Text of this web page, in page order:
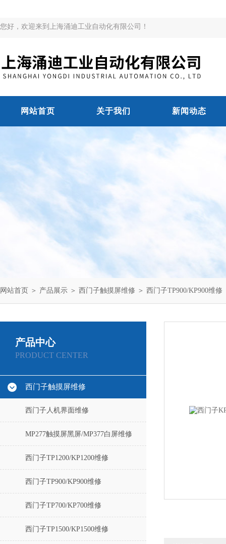
您好，欢迎来到上海涌迪工业自动化有限公司！
网站首页 关于我们 新闻动态
网站首页 ＞ 产品展示 ＞ 西门子触摸屏维修 ＞ 西门子TP900/KP900维修
产品中心
PRODUCT CENTER
西门子触摸屏维修
西门子人机界面维修
MP277触摸屏黑屏/MP377白屏维修
西门子TP1200/KP1200维修
西门子TP900/KP900维修
西门子TP700/KP700维修
西门子TP1500/KP1500维修